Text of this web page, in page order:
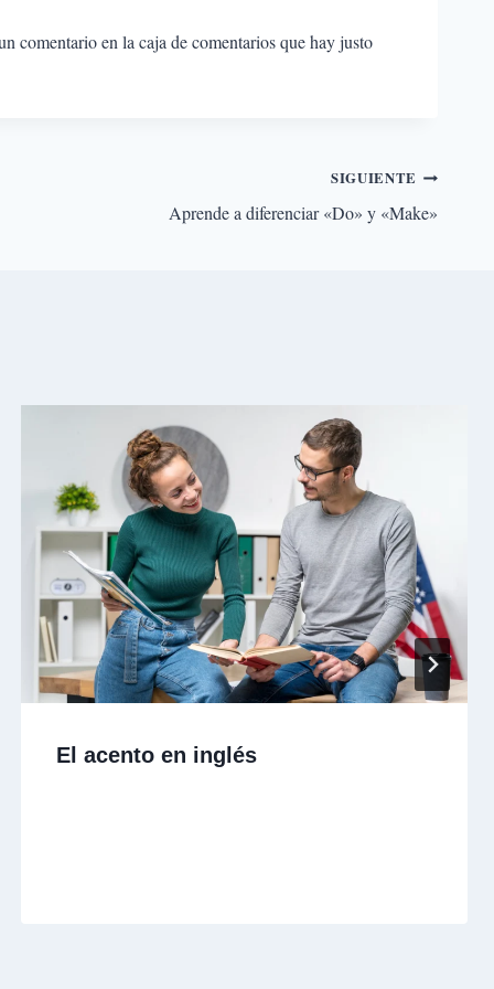
comentario en la caja de comentarios que hay justo
SIGUIENTE
Aprende a diferenciar «Do» y «Make»
El acento en inglés